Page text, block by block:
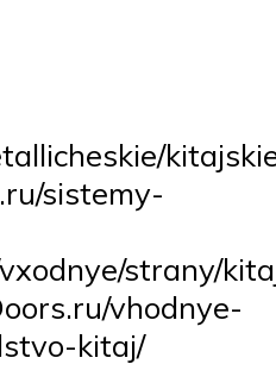
sistemy-
strany/
vhodnye-
kitaj/